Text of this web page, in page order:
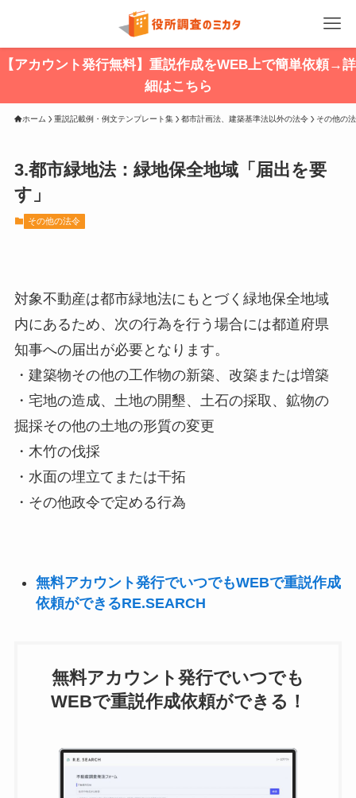
【アカウント発行無料】重説作成をWEB上で簡単依頼→詳
細はこちら
ホーム 重説記載例・例文テンプレート集 都市計画法、建築基準法以外の法令 その他の
3.都市緑地法：緑地保全地域「届出を要
す」
その他の法令
対象不動産は都市緑地法にもとづく緑地保全地域
内にあるため、次の行為を行う場合には都道府県
知事への届出が必要となります。
・建築物その他の工作物の新築、改築または増築
・宅地の造成、土地の開墾、土石の採取、鉱物の
掘採その他の土地の形質の変更
・木竹の伐採
・水面の埋立てまたは干拓
・その他政令で定める行為
無料アカウント発行でいつでもWEBで重説作成
依頼ができるRE.SEARCH
無料アカウント発行でいつでも
WEBで重説作成依頼ができる！